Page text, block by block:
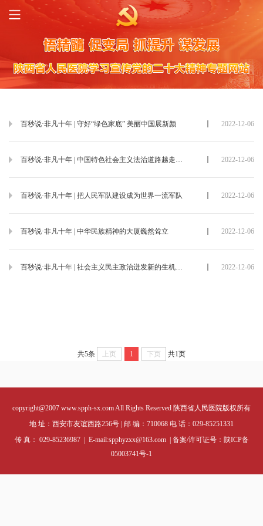
百秒说·非凡十年 | 守好“绿色家底” 美丽中国展新颜 2022-12-06
百秒说·非凡十年 | 中国特色社会主义法治道路越走越宽 2022-12-06
百秒说·非凡十年 | 把人民军队建设成为世界一流军队 2022-12-06
百秒说·非凡十年 | 中华民族精神的大厦巍然耸立 2022-12-06
百秒说·非凡十年 | 社会主义民主政治迸发新的生机与活力 2022-12-06
共5条 上页 1 下页 共1页
copyright@2007 www.spph-sx.com All Rights Reserved 陕西省人民医院版权所有
地 址：西安市友谊西路256号 | 邮 编：710068 电 话：029-85251331
传 真： 029-85236987 | E-mail:spphyzxx@163.com | 备案/许可证号： 陕ICP备
05003741号-1